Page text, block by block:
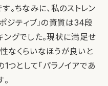
。ちなみに、私のストレン
ジティブ」の資質は34段
グでした。現状に満足せ
なくらいなほうが良いと
つとして「パラノイアであ